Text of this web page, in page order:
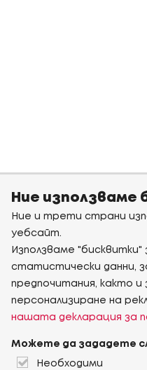
Ние използваме
Ние и трети страни
уебсайт.
Използваме "бисквитки"
статистически данни,
предпочитания, както и
персонализиране на
нашата декларация за
Можете да зададете
Необходими